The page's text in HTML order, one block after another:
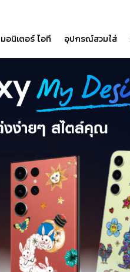
มอนิเตอร์ ไอที อุปกรณ์สวมใส่